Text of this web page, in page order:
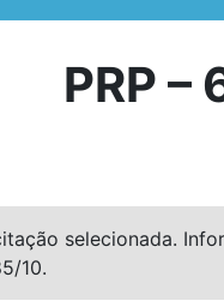
PRP –
selecionada.
10.